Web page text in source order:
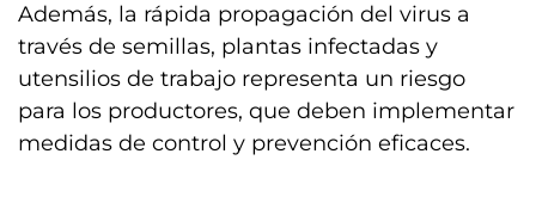
Además, la rápida propagación del virus a
través de semillas, plantas infectadas y
utensilios de trabajo representa un riesgo
para los productores, que deben implementar
medidas de control y prevención eficaces.